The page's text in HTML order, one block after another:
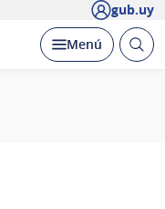
gub.uy
Desplegar
Menú Abrir